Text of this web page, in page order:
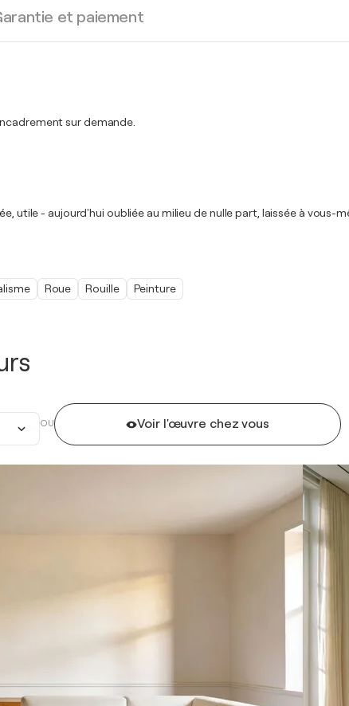
OU Voir l'œuvre chez vous
et paiement
sur demande.
utile - aujourd'hui oubliée au milieu de nulle part, laissée à
Roue Rouille Peinture